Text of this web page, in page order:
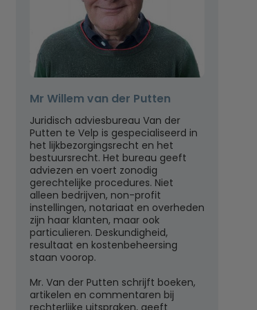
Mr Willem van der Putten
Juridisch adviesbureau Van der
Putten te Velp is gespecialiseerd in
het lijkbezorgingsrecht en het
bestuursrecht. Het bureau geeft
adviezen en voert zonodig
gerechtelijke procedures. Niet
alleen bedrijven, non-profit
instellingen, notariaat en overheden
zijn haar klanten, maar ook
particulieren. Deskundigheid,
resultaat en kostenbeheersing
staan voorop.
Mr. Van der Putten schrijft boeken,
artikelen en commentaren bij